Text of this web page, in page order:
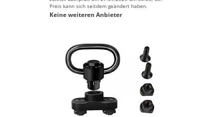
Preis kann sich seitdem geändert haben.
Keine weiteren Anbieter